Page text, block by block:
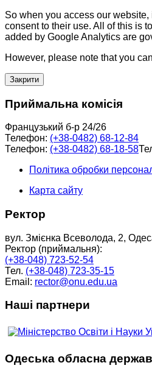
So when you access our
consent to their use. All of this is
added by Google Analytics are
However, please note that you
Закрити
Приймальна комісія
Французький б-р 24/26
Телефон: (+38-0482) 68-12-84
Телефон: (+38-0482) 68-18-58
Політика обробки
Карта сайту
Ректор
вул. Змієнка Всеволода, 2,
Ректор (приймальня):
(+38-048) 723-52-54
Тел. (+38-048) 723-35-15
Email: rector@onu.edu.ua
Наші партнери
Одеська обласна